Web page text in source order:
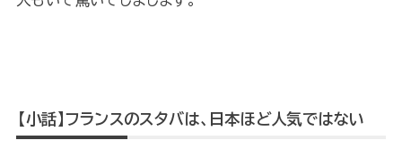
【小話】フランスのスタバは、日本ほど人気ではない